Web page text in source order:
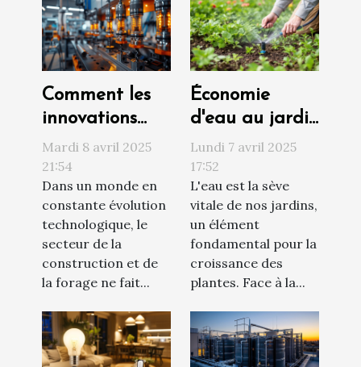
Comment les
innovations
récentes
améliorent les
tarières
thermiques
Mardi 8 avril 2025
21:54
Dans un monde en
constante évolution
technologique, le
secteur de la
construction et de
la forage ne fait...
Économie
d'eau au jardin
stratégies
d'arrosage et
systèmes
économes
Lundi 7 avril 2025
17:52
L'eau est la sève
vitale de nos jardins,
un élément
fondamental pour la
croissance des
plantes. Face à la...